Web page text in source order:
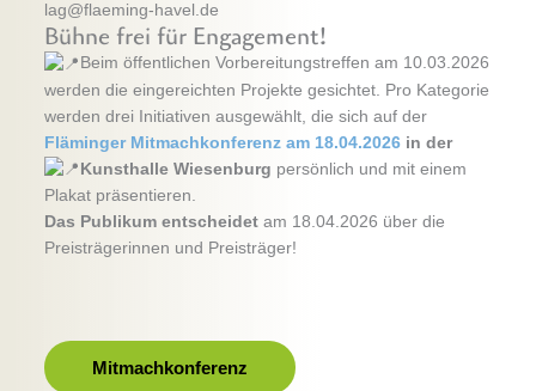
lag@flaeming-havel.de
Bühne frei für Engagement!
Beim öffentlichen Vorbereitungstreffen am 10.03.2026
werden die eingereichten Projekte gesichtet. Pro Kategorie
werden drei Initiativen ausgewählt, die sich auf der
Fläminger Mitmachkonferenz am 18.04.2026 in der
Kunsthalle Wiesenburg persönlich und mit einem
Plakat präsentieren.
Das Publikum entscheidetam 18.04.2026 über die
Preisträgerinnen und Preisträger!
Mitmachkonferenz